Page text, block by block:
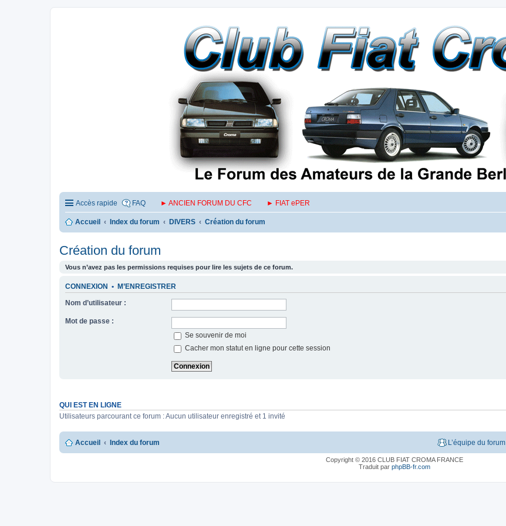
Accès rapide FAQ ► ANCIEN FORUM DU CFC ► FIAT ePER
Accueil Index du forum DIVERS Création du forum
Création du forum
Vous n’avez pas les permissions requises pour lire les sujets de ce forum.
CONNEXION • M’ENREGISTRER
Nom d’utilisateur :
Mot de passe :
Se souvenir de moi
Cacher mon statut en ligne pour cette session
QUI EST EN LIGNE
Utilisateurs parcourant ce forum : Aucun utilisateur enregistré et 1 invité
Accueil Index du forum L’équipe du forum
Copyright © 2016 CLUB FIAT CROMA FRANCE
Traduit par phpBB-fr.com